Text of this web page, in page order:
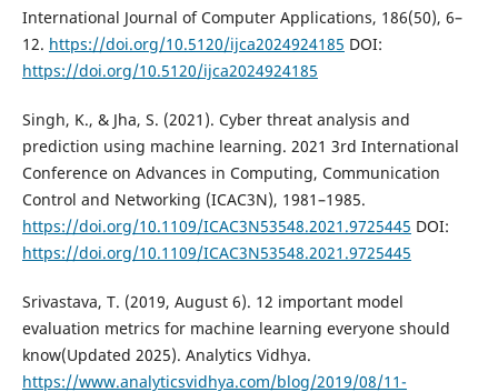
International Journal of Computer Applications, 186(50), 6–
12. https://doi.org/10.5120/ijca2024924185 DOI:
https://doi.org/10.5120/ijca2024924185
Singh, K., & Jha, S. (2021). Cyber threat analysis and
prediction using machine learning. 2021 3rd International
Conference on Advances in Computing, Communication
Control and Networking (ICAC3N), 1981–1985.
https://doi.org/10.1109/ICAC3N53548.2021.9725445 DOI:
https://doi.org/10.1109/ICAC3N53548.2021.9725445
Srivastava, T. (2019, August 6). 12 important model
evaluation metrics for machine learning everyone should
know(Updated 2025). Analytics Vidhya.
https://www.analyticsvidhya.com/blog/2019/08/11-